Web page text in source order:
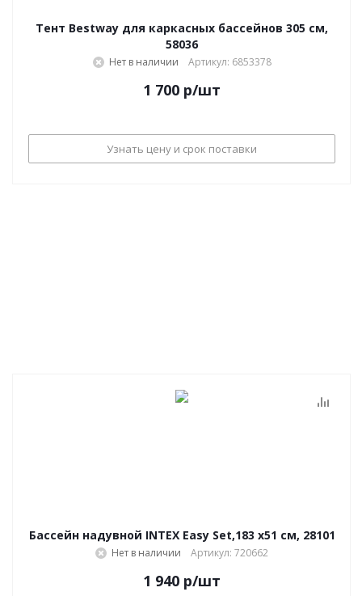
Тент Bestway для каркасных бассейнов 305 см,
58036
Нет в наличии Артикул: 6853378
1 700 р/шт
Узнать цену и срок поставки
Бассейн надувной INTEX Easy Set,183 х51 см, 28101
Нет в наличии Артикул: 720662
1 940 р/шт